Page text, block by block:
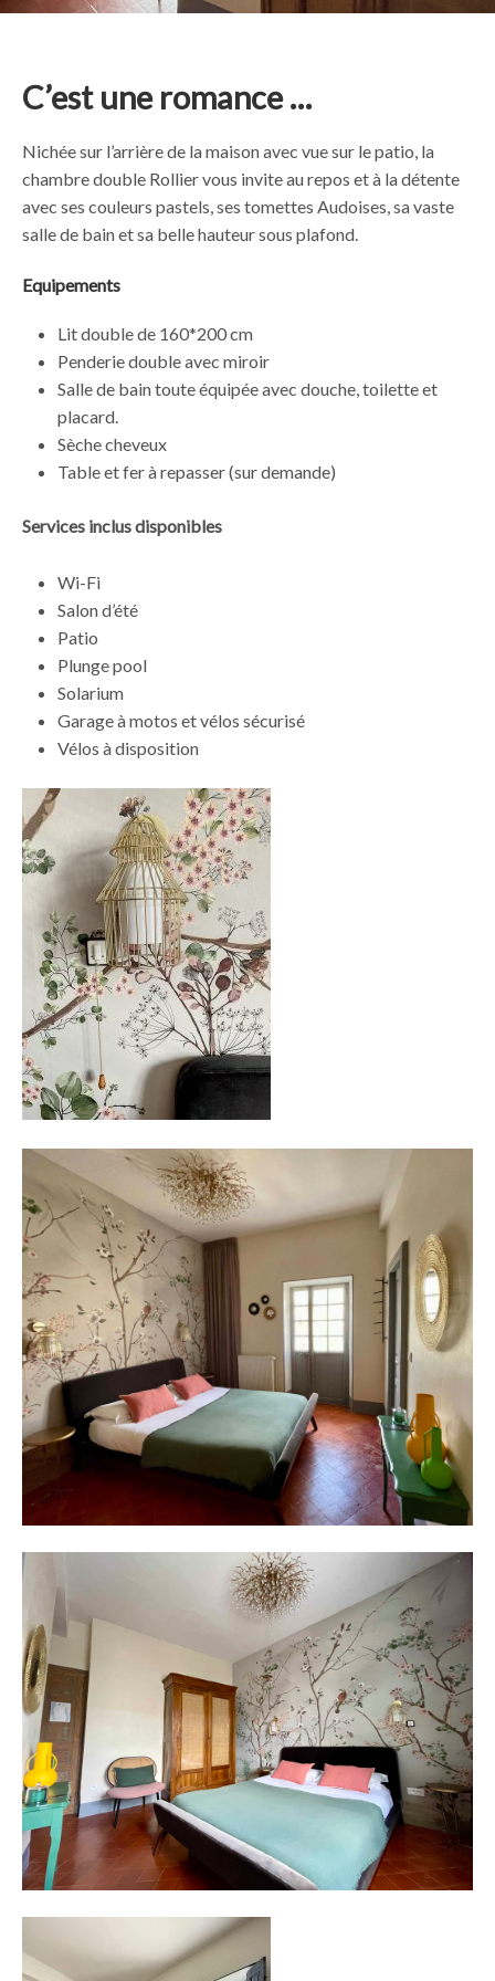
C’est une romance …
Nichée sur l’arrière de la maison avec vue sur le patio, la
chambre double Rollier vous invite au repos et à la détente
avec ses couleurs pastels, ses tomettes Audoises, sa vaste
salle de bain et sa belle hauteur sous plafond.
Equipements
Lit double de 160*200 cm
Penderie double avec miroir
Salle de bain toute équipée avec douche, toilette et
placard.
Sèche cheveux
Table et fer à repasser (sur demande)
Services inclus disponibles
Wi-Fi
Salon d’été
Patio
Plunge pool
Solarium
Garage à motos et vélos sécurisé
Vélos à disposition